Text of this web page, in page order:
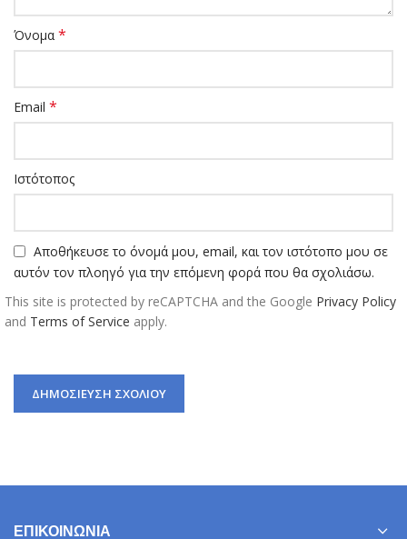
Όνομα *
Email *
Ιστότοπος
Αποθήκευσε το όνομά μου, email, και τον ιστότοπο μου σε
αυτόν τον πλοηγό για την επόμενη φορά που θα σχολιάσω.
This site is protected by reCAPTCHA and the Google Privacy Policy
and Terms of Service apply.
ΕΠΙΚΟΙΝΩΝΊΑ